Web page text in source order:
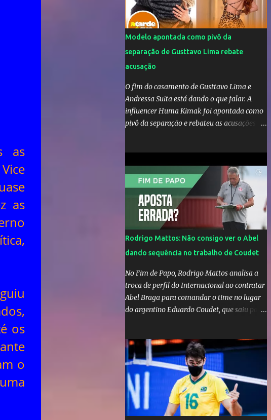
as
as
os
o
campeao. ;
Modelo apontada como pivô da
separação de Gusttavo Lima rebate
acusação
O fim do casamento de Gusttavo Lima e
Andressa Suita está dando o que falar. A
influencer Huma Kimak foi apontada como
pivô da separação e rebateu as acusações
nem cabeça pudesse ter esse tipo de
proporção. Queria esclarecer que eu e
Gusttavo nunca tivemos nenhum tipo de
contato, nem de fã porque sou fã dele", disse
Huma Kimak. A influencer também contou
que recebe diversos ataques na internet
desde a época em que foi contratada para
fazer a divulgação de uma live do Gusttavo
Lima em Manaus, capital do Amazonas. "Fui
até o local onde seria o show, divulguei e no
dia seguinte foi feita a live que eu não pude
ir, porque estava me sentindo mal", explicou
de outubro. A relação chegou ao fim após
cinco anos e houve rumores de uma suposta
traição do canto...
Rodrigo Mattos: Não consigo ver o Abel
dando sequência no trabalho de Coudet
No Fim de Papo, Rodrigo Mattos analisa a
troca de perfil do Internacional ao contratar
Abel Braga para comandar o time no lugar
do argentino Eduardo Coudet, que saiu para